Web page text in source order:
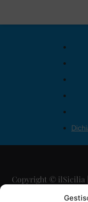
Copyright © ilSicilia